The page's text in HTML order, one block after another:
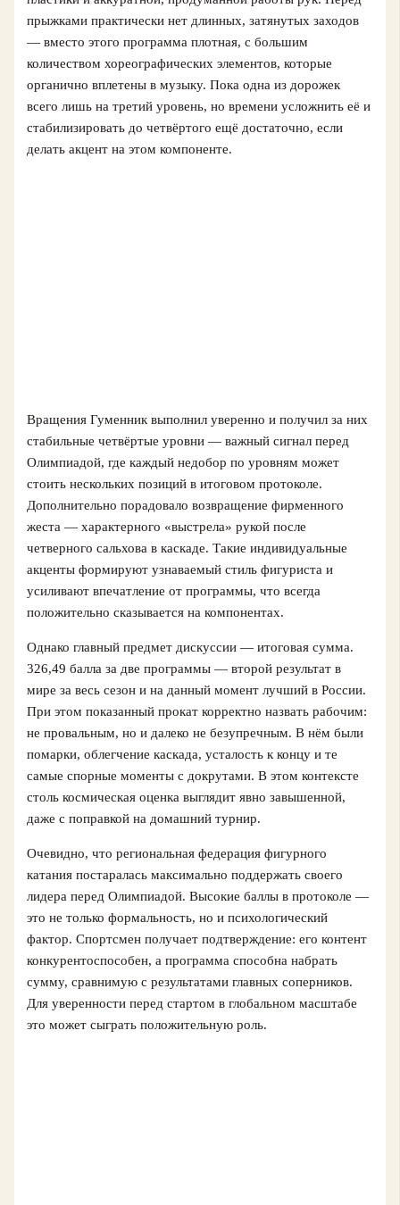
прыжками практически нет длинных, затянутых заходов
— вместо этого программа плотная, с большим
количеством хореографических элементов, которые
органично вплетены в музыку. Пока одна из дорожек
всего лишь на третий уровень, но времени усложнить её и
стабилизировать до четвёртого ещё достаточно, если
делать акцент на этом компоненте.
Вращения Гуменник выполнил уверенно и получил за них
стабильные четвёртые уровни — важный сигнал перед
Олимпиадой, где каждый недобор по уровням может
стоить нескольких позиций в итоговом протоколе.
Дополнительно порадовало возвращение фирменного
жеста — характерного «выстрела» рукой после
четверного сальхова в каскаде. Такие индивидуальные
акценты формируют узнаваемый стиль фигуриста и
усиливают впечатление от программы, что всегда
положительно сказывается на компонентах.
Однако главный предмет дискуссии — итоговая сумма.
326,49 балла за две программы — второй результат в
мире за весь сезон и на данный момент лучший в России.
При этом показанный прокат корректно назвать рабочим:
не провальным, но и далеко не безупречным. В нём были
помарки, облегчение каскада, усталость к концу и те
самые спорные моменты с докрутами. В этом контексте
столь космическая оценка выглядит явно завышенной,
даже с поправкой на домашний турнир.
Очевидно, что региональная федерация фигурного
катания постаралась максимально поддержать своего
лидера перед Олимпиадой. Высокие баллы в протоколе —
это не только формальность, но и психологический
фактор. Спортсмен получает подтверждение: его контент
конкурентоспособен, а программа способна набрать
сумму, сравнимую с результатами главных соперников.
Для уверенности перед стартом в глобальном масштабе
это может сыграть положительную роль.